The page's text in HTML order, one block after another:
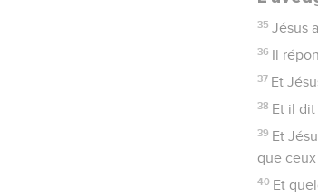
35 Jésus
36 Il
37 Et
38 Et il dit
39 Et
que
40 Et